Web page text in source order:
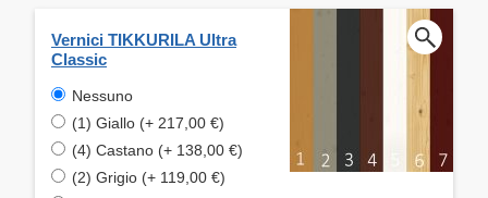
Vernici TIKKURILA Ultra
Classic
Nessuno
(1) Giallo (+ 217,00 €)
(4) Castano (+ 138,00 €)
(2) Grigio (+ 119,00 €)